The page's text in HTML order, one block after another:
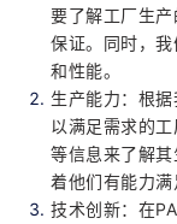
要了解工厂生
保证。同时，
和性能。
生产能力：根
以满足需求的
等信息来了解
着他们有能力满
技术创新：在